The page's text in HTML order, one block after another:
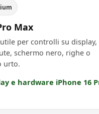
Max
per controlli su display,
schermo nero, righe o
urto.
e hardware iPhone 16